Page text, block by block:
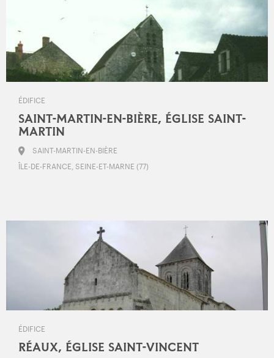
ÉDIFICE
SAINT-MARTIN-EN-BIÈRE, ÉGLISE SAINT-
MARTIN
SAINT-MARTIN-EN-BIÈRE
ÎLE-DE-FRANCE, SEINE-ET-MARNE (77)
ÉDIFICE
RÉAUX, ÉGLISE SAINT-VINCENT